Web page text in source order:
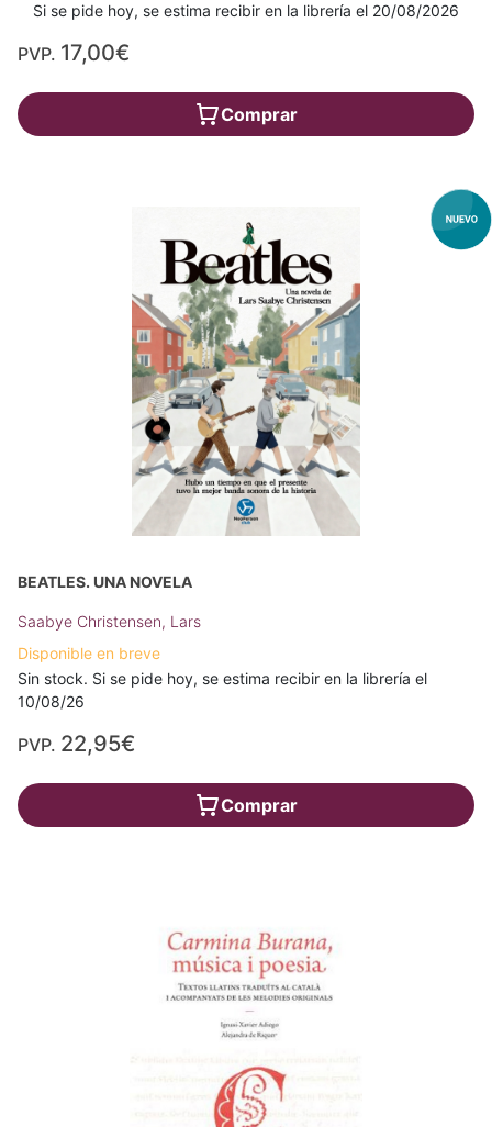
Si se pide hoy, se estima recibir en la librería el 20/08/2026
PVP. 17,00€
Comprar
BEATLES. UNA NOVELA
Saabye Christensen, Lars
Disponible en breve
Sin stock. Si se pide hoy, se estima recibir en la librería el
10/08/26
PVP. 22,95€
Comprar